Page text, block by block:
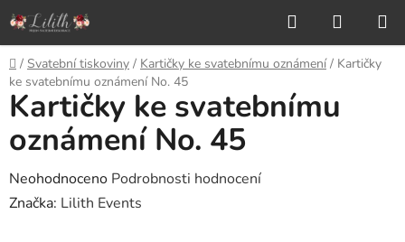
Přejít
na
obsah
Hledat
KOŠÍK
Domů
/ Svatební tiskoviny / Kartičky ke svatebnímu oznámení / Kartičky
ke svatebnímu oznámení No. 45
Kartičky ke svatebnímu
oznámení No. 45
Průměrné
hodnocení
Neohodnoceno Podrobnosti hodnocení
Značka: Lilith Events